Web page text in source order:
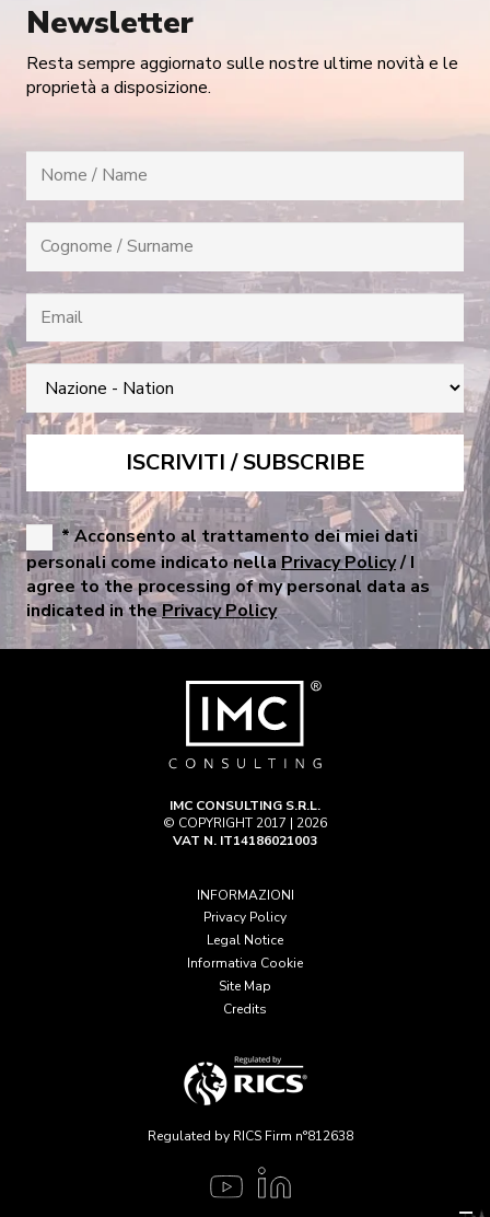
Newsletter
Resta sempre aggiornato sulle nostre ultime novità e le
proprietà a disposizione.
* Acconsento al trattamento dei miei dati
personali come indicato nella Privacy Policy/ I
agree to the processing of my personal data as
indicated in thePrivacy Policy
IMC CONSULTING S.R.L.
© COPYRIGHT 2017 | 2026
VAT N. IT14186021003
INFORMAZIONI
Privacy Policy
Legal Notice
Informativa Cookie
Site Map
Credits
Regulated by RICS Firm n°812638